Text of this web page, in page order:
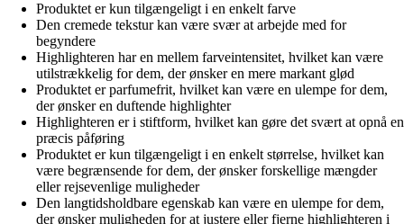
Produktet er kun tilgængeligt i en enkelt farve
Den cremede tekstur kan være svær at arbejde med for
begyndere
Highlighteren har en mellem farveintensitet, hvilket kan være
utilstrækkelig for dem, der ønsker en mere markant glød
Produktet er parfumefrit, hvilket kan være en ulempe for dem,
der ønsker en duftende highlighter
Highlighteren er i stiftform, hvilket kan gøre det svært at opnå en
præcis påføring
Produktet er kun tilgængeligt i en enkelt størrelse, hvilket kan
være begrænsende for dem, der ønsker forskellige mængder
eller rejsevenlige muligheder
Den langtidsholdbare egenskab kan være en ulempe for dem,
der ønsker muligheden for at justere eller fjerne highlighteren i